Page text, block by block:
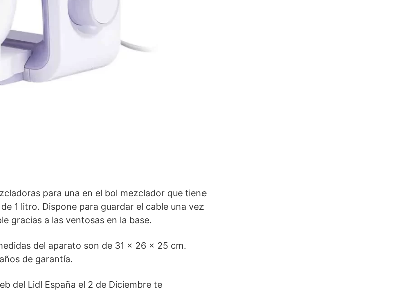
para una en el bol mezclador que tiene
1 litro. Dispone para guardar el cable una vez
gracias a las ventosas en la base.
del aparato son de 31 x 26 x 25 cm.
de garantía.
del Lidl España el 2 de Diciembre te